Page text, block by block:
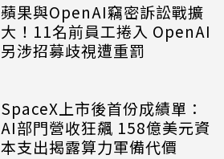
蘋果與OpenAI竊密訴訟戰擴
大！11名前員工捲入 OpenAI
另涉招募歧視遭重罰
SpaceX上市後首份成績單：
AI部門營收狂飆 158億美元資
本支出揭露算力軍備代價